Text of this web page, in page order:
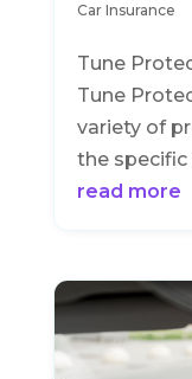
Car Insurance
Tune
Tune
variety of
the specific
read more